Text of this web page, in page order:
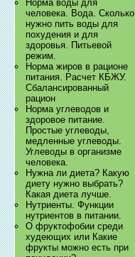
Норма воды для
человека. Вода. Сколько
нужно пить воды для
похудения и для
здоровья. Питьевой
режим.
Норма жиров в рационе
питания. Расчет КБЖУ.
Сбалансированный
рацион
Норма углеводов и
здоровое питание.
Простые углеводы,
медленные углеводы.
Углеводы в организме
человека.
Нужна ли диета? Какую
диету нужно выбрать?
Какая диета лучше.
Нутриенты. Функции
нутриентов в питании.
О фруктофобии среди
худеющих или Какие
фрукты можно есть при